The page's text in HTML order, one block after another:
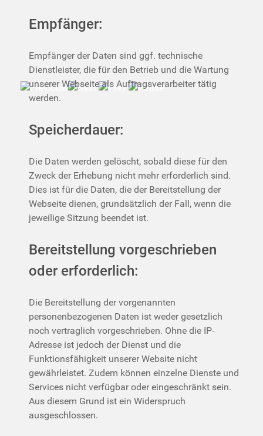
Empfänger:
Empfänger der Daten sind ggf. technische
Dienstleister, die für den Betrieb und die Wartung
unserer Webseite als Auftragsverarbeiter tätig
werden.
Speicherdauer:
Die Daten werden gelöscht, sobald diese für den
Zweck der Erhebung nicht mehr erforderlich sind.
Dies ist für die Daten, die der Bereitstellung der
Webseite dienen, grundsätzlich der Fall, wenn die
jeweilige Sitzung beendet ist.
Bereitstellung vorgeschrieben
oder erforderlich:
Die Bereitstellung der vorgenannten
personenbezogenen Daten ist weder gesetzlich
noch vertraglich vorgeschrieben. Ohne die IP-
Adresse ist jedoch der Dienst und die
Funktionsfähigkeit unserer Website nicht
gewährleistet. Zudem können einzelne Dienste und
Services nicht verfügbar oder eingeschränkt sein.
Aus diesem Grund ist ein Widerspruch
ausgeschlossen.